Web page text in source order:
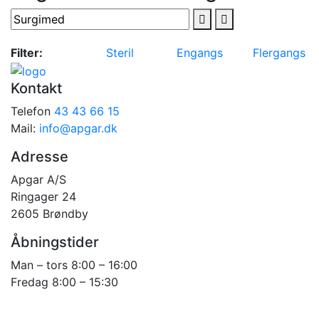
Filter: Steril Engangs Flergangs
Kontakt
Telefon 43 43 66 15
Mail: info@apgar.dk
Adresse
Apgar A/S
Ringager 24
2605 Brøndby
Åbningstider
Man – tors 8:00 – 16:00
Fredag 8:00 – 15:30